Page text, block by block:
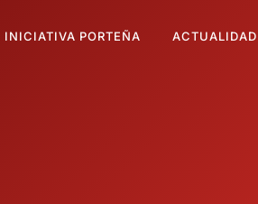
INICIATIVA PORTEÑA ACTUALIDAD